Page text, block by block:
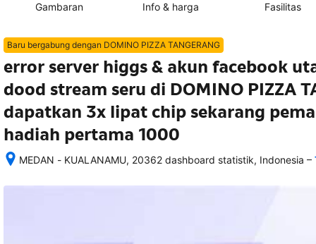
Gambaran Info & harga Fasilitas
Baru bergabung dengan DOMINO PIZZA TANGERANG
error server higgs & akun facebook
dood stream seru di DOMINO PIZZA
dapatkan 3x lipat chip sekarang
hadiah pertama 1000
MEDAN - KUALANAMU, 20362 dashboard statistik, Indonesia
memesan,
–